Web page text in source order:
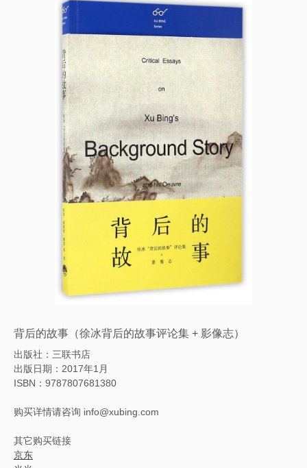
背后的故事（徐冰背后的故事评论集 + 影像志）
出版社：三联书店
出版日期：2017年1月
ISBN：9787807681380
购买详情请咨询 info@xubing.com
其它购买链接
京东